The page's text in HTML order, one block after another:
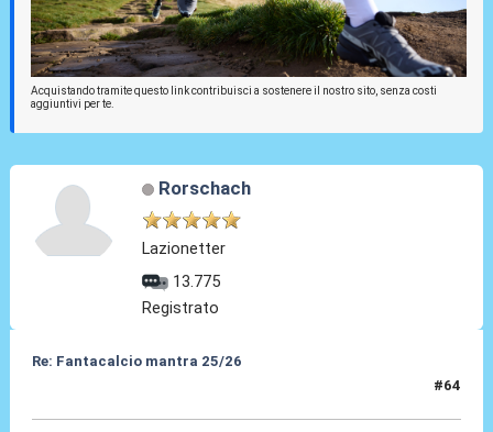
Acquistando tramite questo link contribuisci a sostenere il nostro sito, senza costi
aggiuntivi per te.
Rorschach
Lazionetter
13.775
Registrato
Re: Fantacalcio mantra 25/26
#64